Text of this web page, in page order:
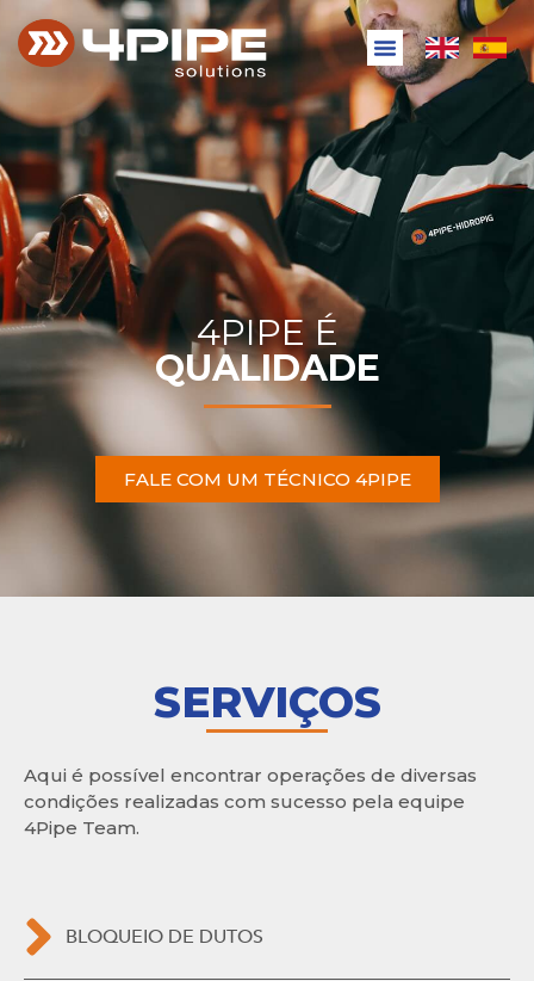
4PIPE É
QUALIDADE
FALE COM UM TÉCNICO 4PIPE
SERVIÇOS
Aqui é possível encontrar operações de diversas
condições realizadas com sucesso pela equipe
4Pipe Team.
BLOQUEIO DE DUTOS